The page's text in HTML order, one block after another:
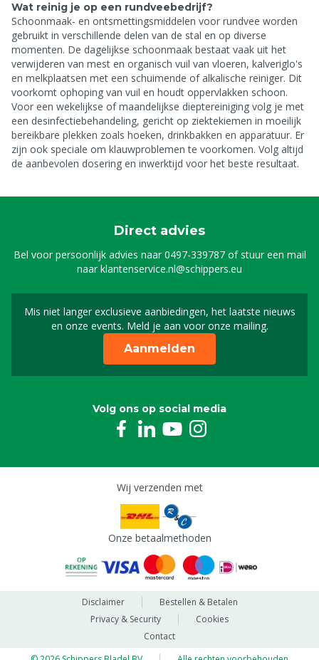
Wat reinig je op een rundveebedrijf?
Schoonmaak- en ontsmettingsmiddelen voor rundvee worden
gebruikt in verschillende delen van de stal en op diverse
momenten. De dagelijkse schoonmaak bestaat vaak uit het
verwijderen van mest en organisch vuil van vloeren, kalveriglo's
en melkplaatsen met een schuimende of alkalische reiniger. Dit
voorkomt ophoping van vuil en houdt oppervlakken schoon.
Voor een wekelijkse of maandelijkse dieptereiniging volg je met
een desinfectiebehandeling, gericht op ziektekiemen in moeilijk
bereikbare plekken zoals hoeken, drinkbakken en apparatuur. Er
zijn ook speciale om klauwproblemen te voorkomen. Volg altijd
de aanbevolen dosering en inwerktijd voor het beste resultaat.
Direct advies
Bel voor persoonlijk advies naar0497-339787of stuur een mail
naarklantenservice.nl@schippers.eu
Mis niet langer exclusieve aanbiedingen, het laatste nieuws
en onze events. Meld je aan voor onze mailing.
Schrijf je in voor onze
Aanmelden
Volg ons op social media
Wij verzenden met
Onze betaalmethoden
Disclaimer
Bestellen & Betalen
Privacy & Security
Cookies
Contact